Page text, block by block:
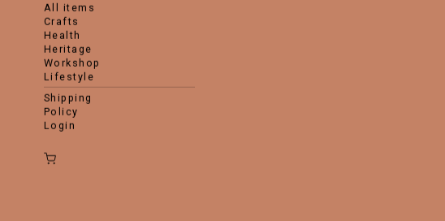
all items
crafts
health
heritage
workshop
lifestyle
shipping
policy
login